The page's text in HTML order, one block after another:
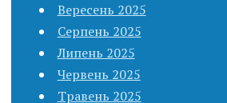
Вересень 2025
Серпень 2025
Липень 2025
Червень 2025
Травень 2025